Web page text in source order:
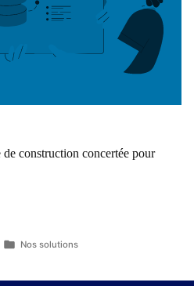
construction concertée pour
Nos solutions